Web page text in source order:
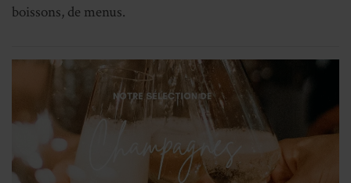
boissons, de menus.